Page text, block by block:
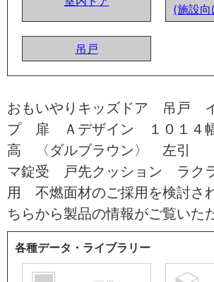
(施設向
吊戸
おもいやりキッズドア 吊戸
プ 扉 Ａデザイン １０１４
高 〈ダルブラウン〉 左引 （
マ錠受 戸先クッション ラクラ
用 不燃面材のご採用を検討さ
ちらから製品の情報がご覧いた
各種データ・ライブラリー